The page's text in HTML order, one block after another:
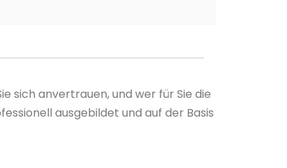
sich anvertrauen, und wer für Sie die
ausgebildet und auf der Basis